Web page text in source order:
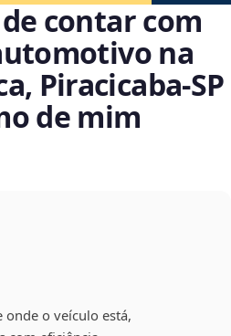
contar com
na
Piracicaba‑SP
de mim
onde o veículo está,